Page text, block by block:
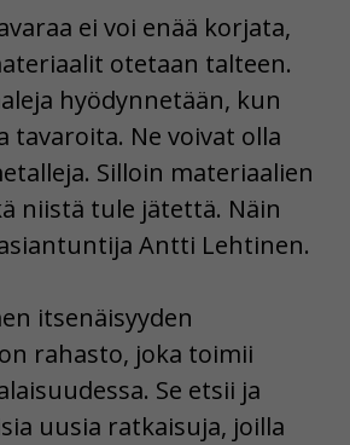
ei voi enää korjata,
otetaan talteen.
hyödynnetään, kun
tavaroita. Ne voivat olla
Silloin materiaalien
niistä tule jätettä. Näin
Antti Lehtinen.
itsenäisyyden
rahasto, joka toimii
Se etsii ja
uusia ratkaisuja, joilla